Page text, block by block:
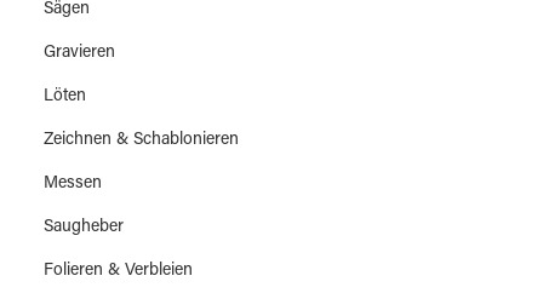
Sägen
Gravieren
Löten
Zeichnen & Schablonieren
Messen
Saugheber
Folieren & Verbleien